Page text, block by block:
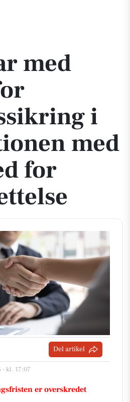
kvalitetssikring i produktionen med
med
i
med
for
Del artikel
- kl. 17:07
er overskredet